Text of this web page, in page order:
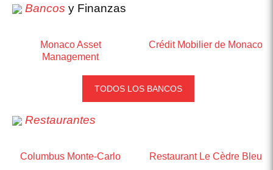
Bancos y Finanzas
Monaco Asset
Management
Crédit Mobilier de Monaco
TODOS LOS BANCOS
Restaurantes
Columbus Monte-Carlo Restaurant Le Cèdre Bleu